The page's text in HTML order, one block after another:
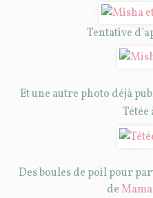
Tentative
Et une autre photo déjà
Tétée
Des boules de poil pour
de